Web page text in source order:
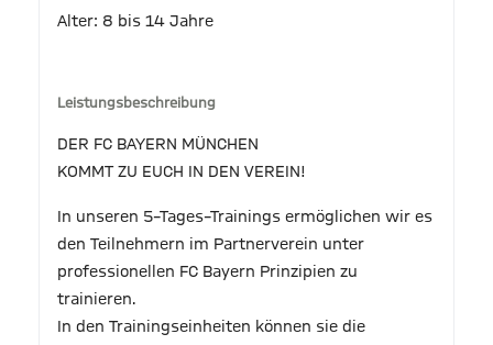
Alter: 8 bis 14 Jahre
Leistungsbeschreibung
DER FC BAYERN MÜNCHEN
KOMMT ZU EUCH IN DEN VEREIN!
In unseren 5–Tages–Trainings ermöglichen wir es
den Teilnehmern im Partnerverein unter
professionellen FC Bayern Prinzipien zu
trainieren.
In den Trainingseinheiten können sie die